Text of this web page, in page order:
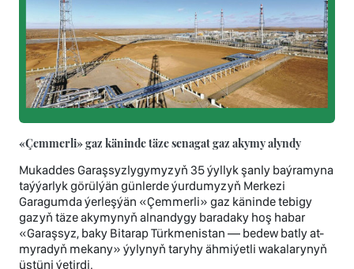
«Çemmerli» gaz käninde täze senagat gaz akymy alyndy
Mukaddes Garaşsyzlygymyzyň 35 ýyllyk şanly baýramyna
taýýarlyk görülýän günlerde ýurdumyzyň Merkezi
Garagumda ýerleşýän «Çemmerli» gaz käninde tebigy
gazyň täze akymynyň alnandygy baradaky hoş habar
«Garaşsyz, baky Bitarap Türkmenistan — bedew batly at-
myradyň mekany» ýylynyň taryhy ähmiýetli wakalarynyň
üstüni ýetirdi.